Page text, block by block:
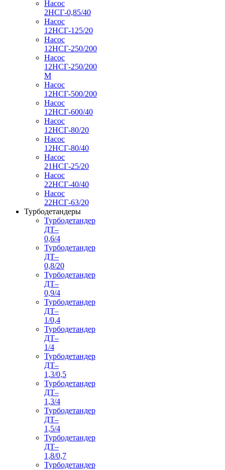
Насос
2НСГ-0,85/40
Насос
12НСГ-125/20
Насос
12НСГ-250/200
Насос
12НСГ-250/200
М
Насос
12НСГ-500/200
Насос
12НСГ-600/40
Насос
12НСГ-80/20
Насос
12НСГ-80/40
Насос
21НСГ-25/20
Насос
22НСГ-40/40
Насос
22НСГ-63/20
Турбодетандеры
Турбодетандер
ДТ–
0,6/4
Турбодетандер
ДТ–
0,8/20
Турбодетандер
ДТ–
0,9/4
Турбодетандер
ДТ–
1/0,4
Турбодетандер
ДТ–
1/4
Турбодетандер
ДТ–
1,3/0,5
Турбодетандер
ДТ–
1,3/4
Турбодетандер
ДТ–
1,5/4
Турбодетандер
ДТ–
1,8/0,7
Турбодетандер